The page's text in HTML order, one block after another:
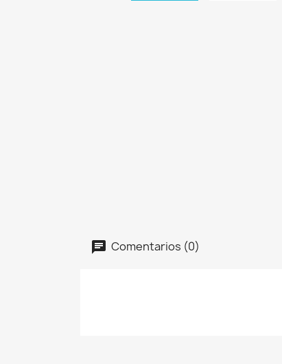
Comentarios (0)